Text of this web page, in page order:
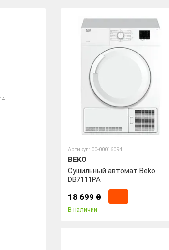
Артикул: 00-00016094
BEKO
Сушильный автомат Beko
DB7111PA
18 699 ₴
В наличии
14